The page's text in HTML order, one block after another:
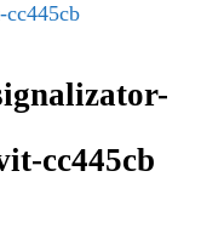
cc445cb